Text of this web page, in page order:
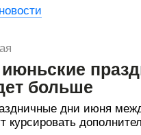
больше
дни июня
курсировать